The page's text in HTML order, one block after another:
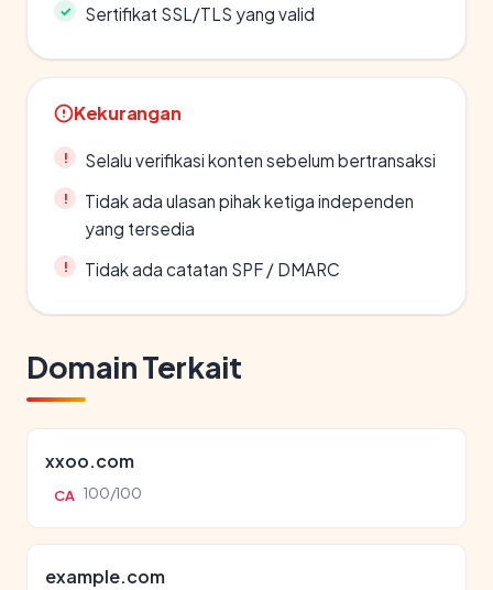
Sertifikat SSL/TLS yang valid
Kekurangan
Selalu verifikasi konten sebelum bertransaksi
Tidak ada ulasan pihak ketiga independen
yang tersedia
Tidak ada catatan SPF / DMARC
Domain Terkait
xxoo.com
CA 100/100
example.com